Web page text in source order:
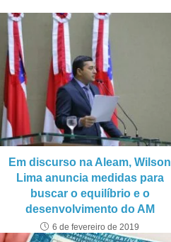
Em discurso na Aleam, Wilson
Lima anuncia medidas para
buscar o equilíbrio e o
desenvolvimento do AM
6 de fevereiro de 2019